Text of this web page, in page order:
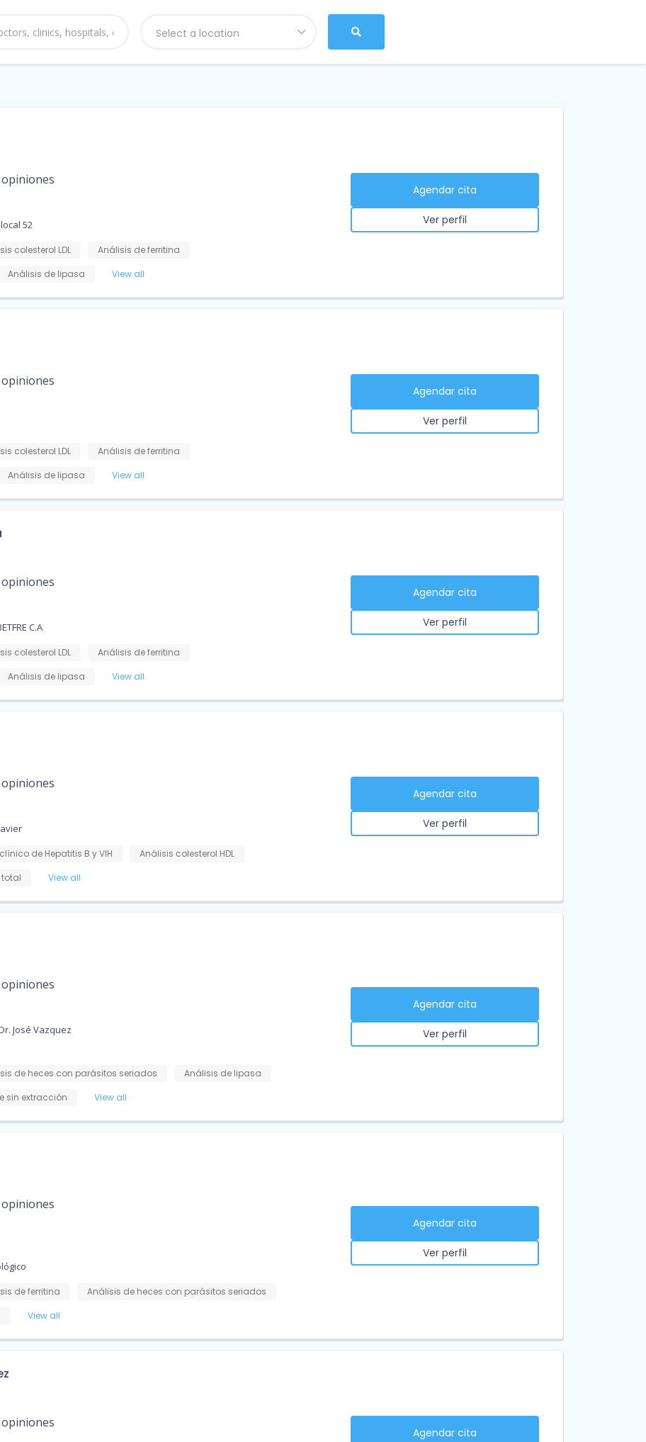
Select a location
opiniones
52
colesterol LDL
Análisis de ferritina
Análisis de lipasa View all
Agendar cita
Ver perfil
opiniones
colesterol LDL
Análisis de ferritina
Análisis de lipasa View all
Agendar cita
Ver perfil
opiniones
C.A
colesterol LDL
Análisis de ferritina
Análisis de lipasa View all
Agendar cita
Ver perfil
opiniones
de Hepatitis B y VIH
Análisis colesterol HDL
View all
Agendar cita
Ver perfil
opiniones
José Vazquez
de heces con parásitos seriados
Análisis de lipasa
sin extracción View all
Agendar cita
Ver perfil
opiniones
de ferritina
Análisis de heces con parásitos seriados
View all
Agendar cita
Ver perfil
opiniones
Agendar cita